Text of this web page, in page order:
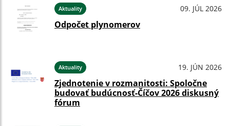
Aktuality 09. JÚL 2026
Odpočet plynomerov
Aktuality 19. JÚN 2026
Zjednotenie v rozmanitosti: Spoločne
budovať budúcnosť-Číčov 2026 diskusný
fórum